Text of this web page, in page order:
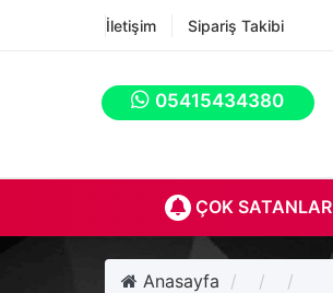
İletişim Sipariş Takibi
05415434380
ÇOK SATANLAR
Anasayfa